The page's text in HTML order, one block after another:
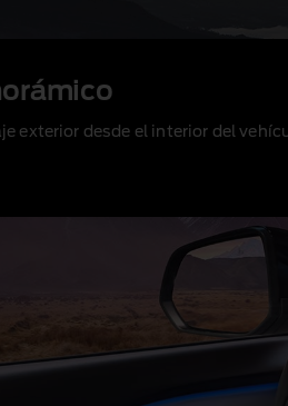
exterior desde el interior del